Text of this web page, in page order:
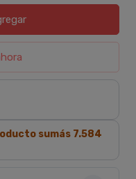
sumás 7.584